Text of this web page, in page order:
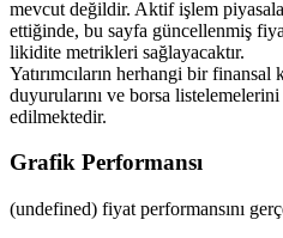
Teminat olarak USDT
mevcut değildir. Aktif işlem
ettiğinde, bu sayfa güncellenmiş
likidite metrikleri sağlayacaktır.
Yatırımcıların herhangi bir
duyurularını ve borsa
edilmektedir.
Grafik Performansı
(undefined) fiyat performansını